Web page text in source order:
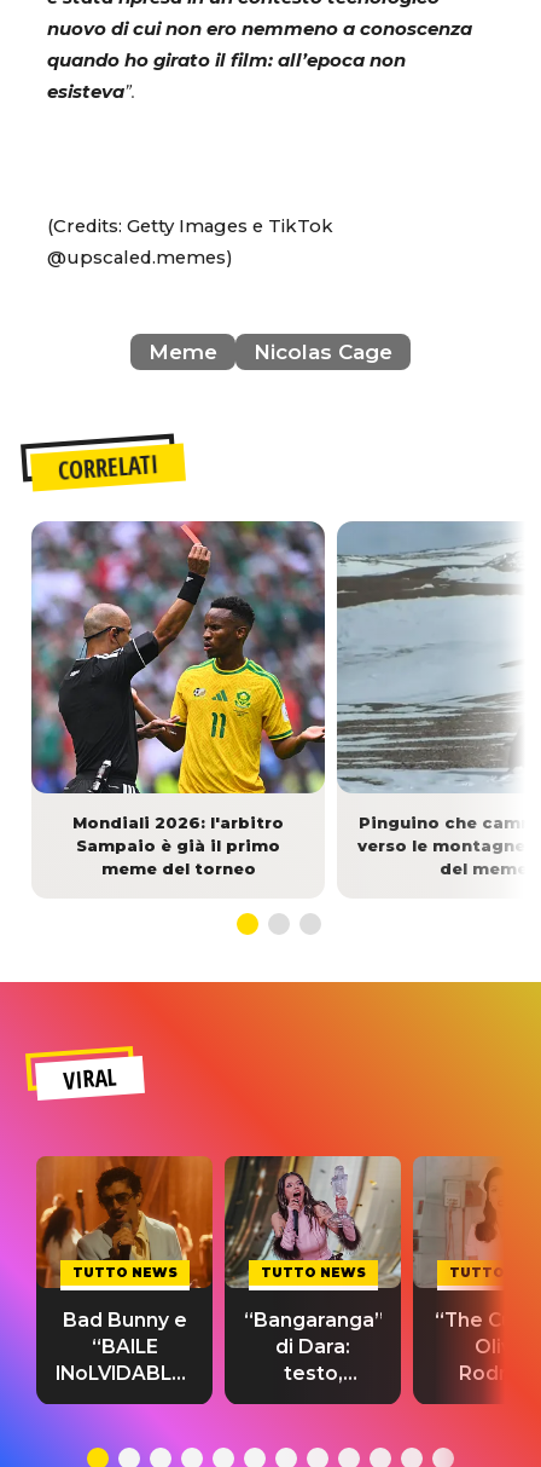
nuovo di cui non ero nemmeno a conoscenza
quando ho girato il film: all’epoca non
esisteva”.
(Credits: Getty Images e TikTok
@upscaled.memes)
Meme Nicolas Cage
CORRELATI
Mondiali 2026: l'arbitro
Sampaio è già il primo
meme del torneo
Pinguino che
verso le montagne:
del meme
VIRAL
TUTTO NEWS
Bad Bunny e
“BAILE
INoLVIDABLE”:
testo,
significato
TUTTO NEWS
“Bangaranga”
di Dara:
testo,
traduzione e
del singolo
TUTTO
“The
Olivia
testo,